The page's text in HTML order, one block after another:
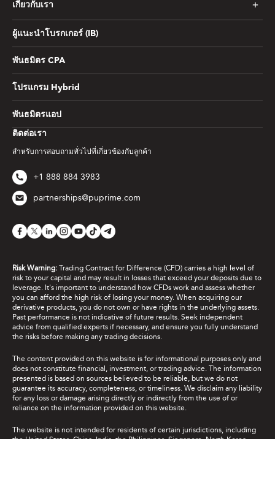
ติดต่อเรา
สำหรับการสอบถามทั่วไปที่เกี่ยวข้องกับลูกค้า
+1 888 884 3983
partnerships@puprime.com
เกี่ยวกับเรา
ผู้แนะนำโบรกเกอร์ (IB)
พันธมิตร CPA
โปรแกรม Hybrid
พันธมิตรแอป
Risk Warning: Trading Contract for Difference (CFD) carries a high level of
risk to your capital and may result in losses that exceed your deposits due to
leverage. It's important to understand how CFDs work and assess whether
you can afford the high risk of losing your money. When acquiring our
derivative products, you do not own or have rights in the underlying assets.
Past performance is not indicative of future results. Seek independent
advice from qualified experts if necessary, and ensure you fully understand
the risks before making any trading decisions.
The content provided on this website is for informational purposes only and
does not constitute financial, investment, or trading advice. The information
presented is based on sources believed to be reliable, but we do not
guarantee its accuracy, completeness, or timeliness. We disclaim any liability
for any loss or damage arising directly or indirectly from the use of or
reliance on the information provided on this website.
The website is not intended for residents of certain jurisdictions, including
the United States, China, India, the Philippines, Singapore, North Korea,